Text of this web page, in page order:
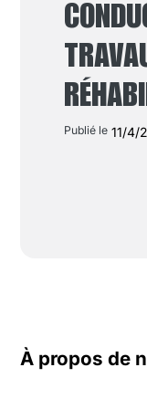
Publié le 11/4/
À propos de